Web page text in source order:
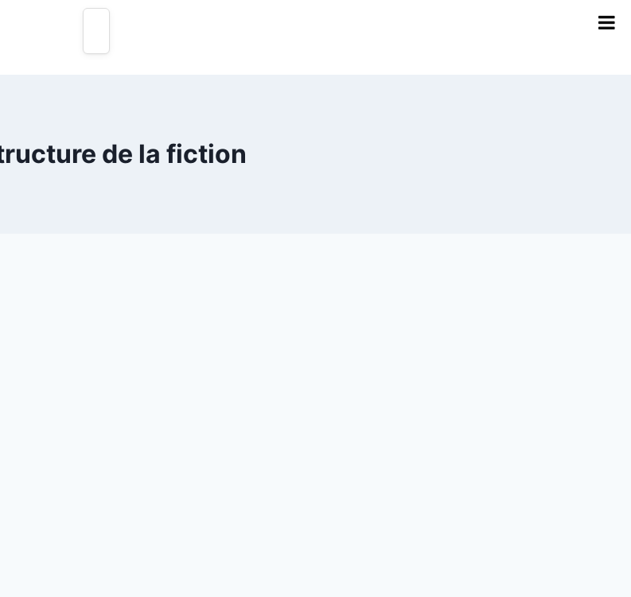
de la fiction